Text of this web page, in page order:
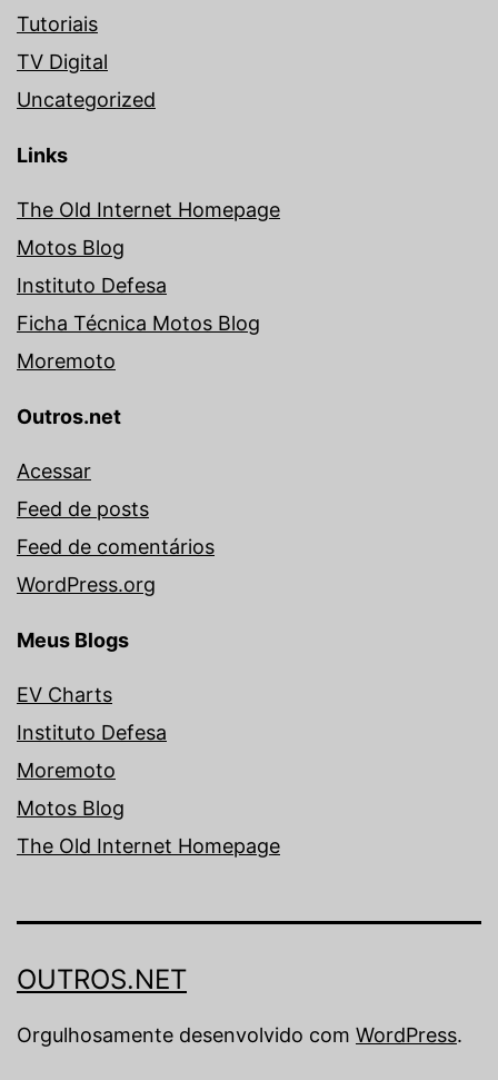
Tutoriais
TV Digital
Uncategorized
Links
The Old Internet Homepage
Motos Blog
Instituto Defesa
Ficha Técnica Motos Blog
Moremoto
Outros.net
Acessar
Feed de posts
Feed de comentários
WordPress.org
Meus Blogs
EV Charts
Instituto Defesa
Moremoto
Motos Blog
The Old Internet Homepage
OUTROS.NET
Orgulhosamente desenvolvido com WordPress.